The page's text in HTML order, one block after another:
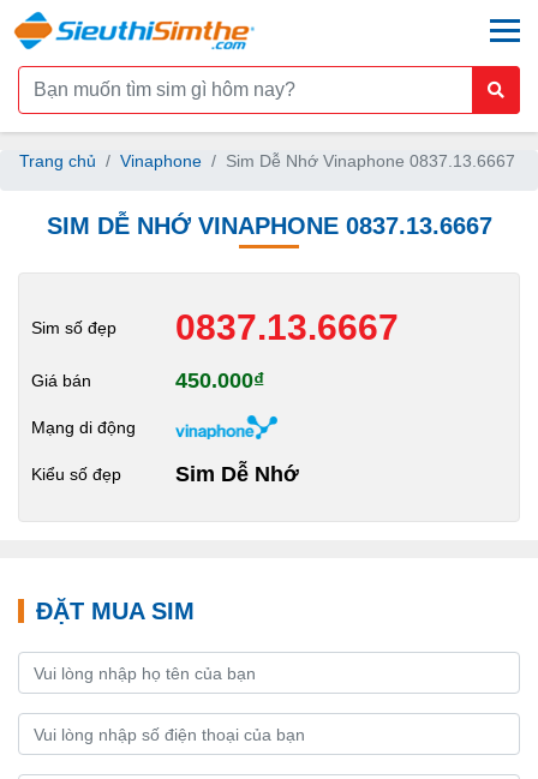
Trang chủ Vinaphone Sim Dễ Nhớ Vinaphone 0837.13.6667
SIM DỄ NHỚ VINAPHONE 0837.13.6667
Sim số đẹp 0837.13.6667
Giá bán 450.000₫
Mạng di động
Kiểu số đẹp Sim Dễ Nhớ
ĐẶT MUA SIM